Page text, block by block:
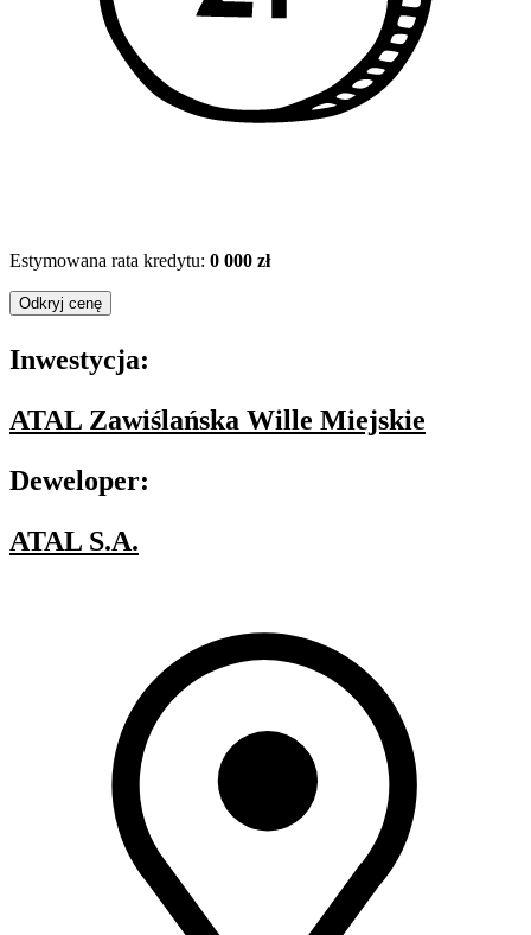
Estymowana rata kredytu: 0 000 zł
Odkryj cenę
Inwestycja:
ATAL Zawiślańska Wille Miejskie
Deweloper:
ATAL S.A.